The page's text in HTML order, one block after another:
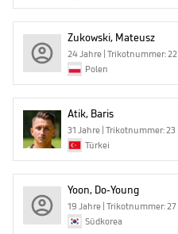
Zukowski, Mateusz
24 Jahre | Trikotnummer: 22
Polen
Atik, Baris
31 Jahre | Trikotnummer: 23
Türkei
Yoon, Do-Young
19 Jahre | Trikotnummer: 27
Südkorea